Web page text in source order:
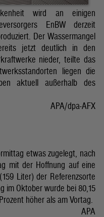
wird an einigen
EnBW derzeit
Der Wassermangel
jetzt deutlich in den
nieder, teilte das
liegen die
aktuell außerhalb des
APA/dpa-AFX
etwas zugelegt, nach
mit der Hoffnung auf eine
Liter) der Referenzsorte
im Oktober wurde bei 80,15
höher als am Vortag.
APA